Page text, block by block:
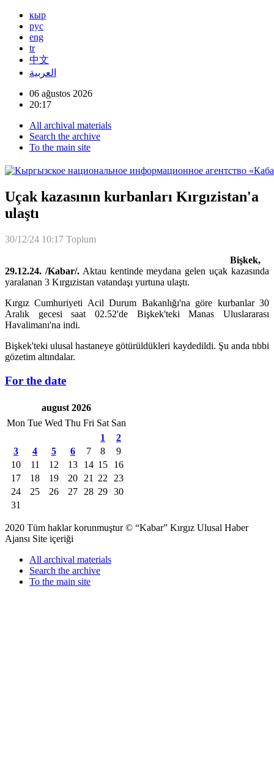
кыр
рус
eng
tr
中文
العربية
06 ağustos 2026
20:17
All archival materials
Search the archive
To the main site
Uçak kazasının kurbanları Kırgızistan'a
ulaştı
30/12/24 10:17 Toplum
Bişkek,
29.12.24. /Kabar/.Aktau kentinde meydana gelen uçak kazasında
yaralanan 3 Kırgızistan vatandaşı yurtuna ulaştı.
Kırgız Cumhuriyeti Acil Durum Bakanlığı'na göre kurbanlar 30
Aralık gecesi saat 02.52'de Bişkek'teki Manas Uluslararası
Havalimanı'na indi.
Bişkek'teki ulusal hastaneye götürüldükleri kaydedildi. Şu anda tıbbi
gözetim altındalar.
For the date
august 2026
Mon Tue Wed Thu Fri Sat San
1
2
3
4 5 6 7 8
9
10
11 12 13 14 15
16
17
18 19 20 21 22
23
24
25 26 27 28 29 30
31
2020 Tüm haklar korunmuştur © “Kabar” Kırgız Ulusal Haber
Ajansı Site içeriği
All archival materials
Search the archive
To the main site